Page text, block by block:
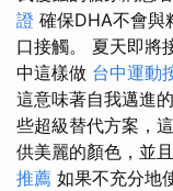
證 確保DHA不會與
口接觸。 夏天即將
中這樣做 台中運動
這意味著自我邁進
些超級替代方案，
供美麗的顏色，並
推薦 如果不充分地